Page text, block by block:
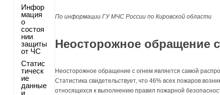
Инфор
мация
о
состоя
нии
защиты
от ЧС
Статис
тическ
ие
данные
и
По информации ГУ МЧС России по Кировской области
Неосторожное обращение
Неосторожное обращение с огнем является самой
Статистика свидетельствует, что 46% всех пожаров
относящихся к выполнению правил пожарной